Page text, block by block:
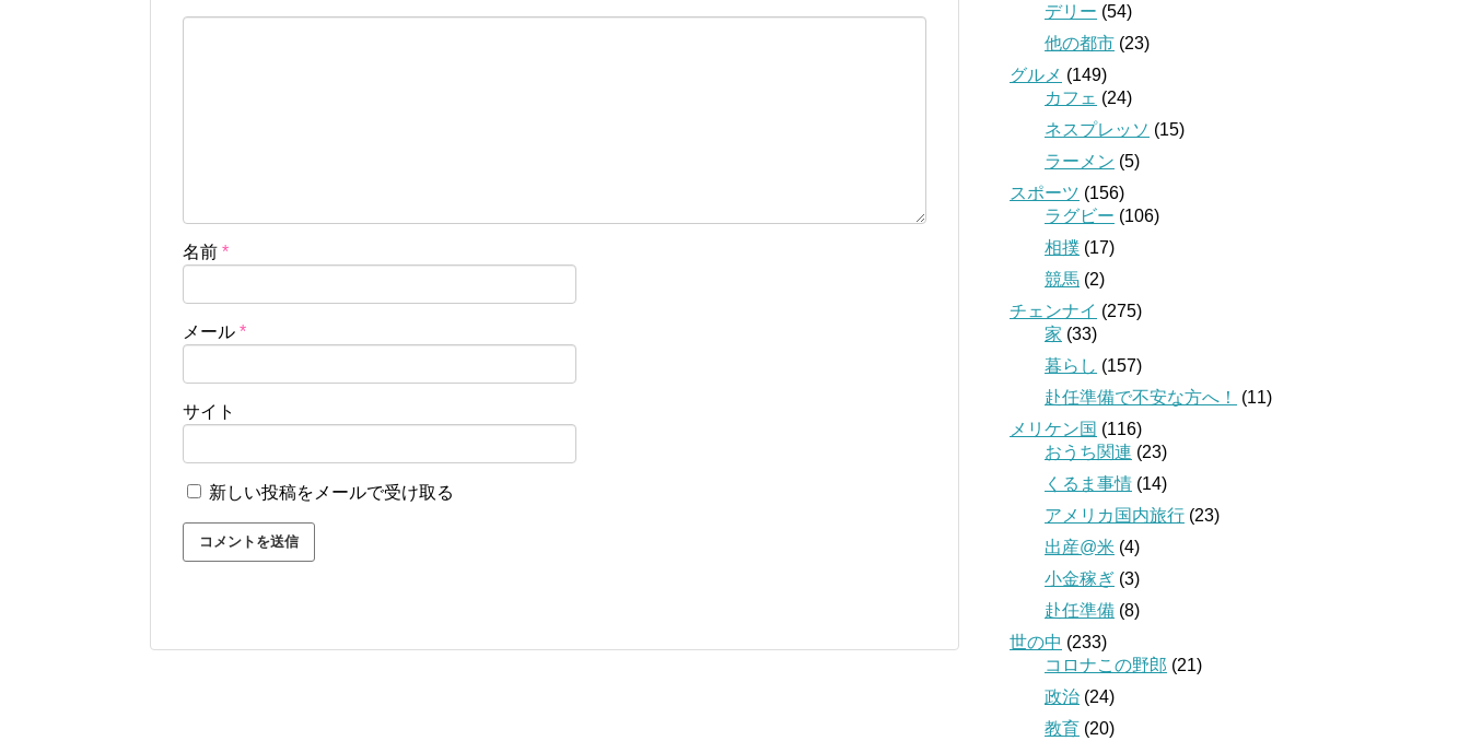
名前 *
メール *
サイト
新しい投稿をメールで受け取る
デリー (54)
他の都市 (23)
グルメ (149)
カフェ (24)
ネスプレッソ (15)
ラーメン (5)
スポーツ (156)
ラグビー (106)
相撲 (17)
競馬 (2)
チェンナイ (275)
家 (33)
暮らし (157)
赴任準備で不安な方へ！
(11)
メリケン国 (116)
おうち関連 (23)
くるま事情 (14)
アメリカ国内旅行 (23)
出産@米 (4)
小金稼ぎ (3)
赴任準備 (8)
世の中 (233)
コロナこの野郎 (21)
政治 (24)
教育 (20)